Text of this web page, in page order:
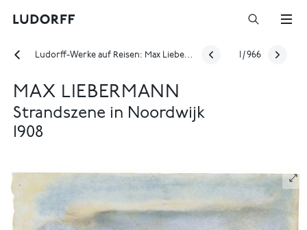
Ludorff-Werke auf Reisen: Max Liebermann bei Felix Jud /966
MAX LIEBERMANN
Strandszene in Noordwijk
1908